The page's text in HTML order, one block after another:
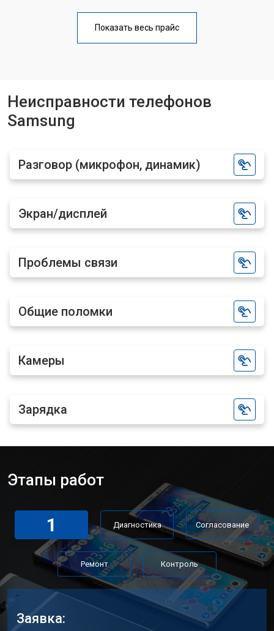
Замена кнопки включения от 1750 ₽
Показать весь прайс
Неисправности телефонов
Samsung
Разговор (микрофон, динамик)
Экран/дисплей
Проблемы связи
Общие поломки
Камеры
Зарядка
Этапы работ
1 Диагностика Согласование
Ремонт Контроль
Заявка: